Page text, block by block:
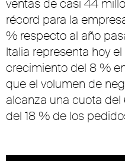
ventas de casi 44
récord para la
% respecto al año
Italia representa hoy
crecimiento del 8 %
que el volumen de
alcanza una cuota
del 18 % de los